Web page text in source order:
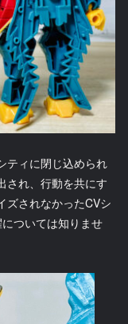
ティに閉じ込められ
され、行動を共にす
ズされなかったCVシ
ついては知りませ